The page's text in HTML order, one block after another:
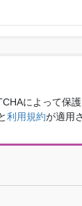
によって保
利用規約が適用